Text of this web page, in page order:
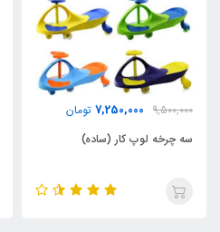
9,500,000
7,250,000 تومان
سه چرخه لوپ کار (ساده)